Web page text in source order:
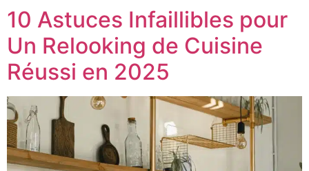
10 Astuces Infaillibles pour
Un Relooking de Cuisine
Réussi en 2025